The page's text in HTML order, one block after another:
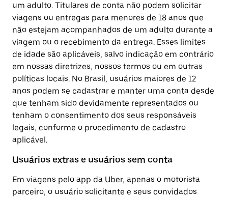
um adulto. Titulares de conta não podem solicitar
viagens ou entregas para menores de 18 anos que
não estejam acompanhados de um adulto durante a
viagem ou o recebimento da entrega. Esses limites
de idade são aplicáveis, salvo indicação em contrário
em nossas diretrizes, nossos termos ou em outras
políticas locais. No Brasil, usuários maiores de 12
anos podem se cadastrar e manter uma conta desde
que tenham sido devidamente representados ou
tenham o consentimento dos seus responsáveis
legais, conforme o procedimento de cadastro
aplicável.
Usuários extras e usuários sem conta
Em viagens pelo app da Uber, apenas o motorista
parceiro, o usuário solicitante e seus convidados